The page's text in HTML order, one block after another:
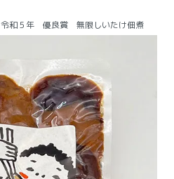
令和５年 優良賞 無限しいたけ佃煮